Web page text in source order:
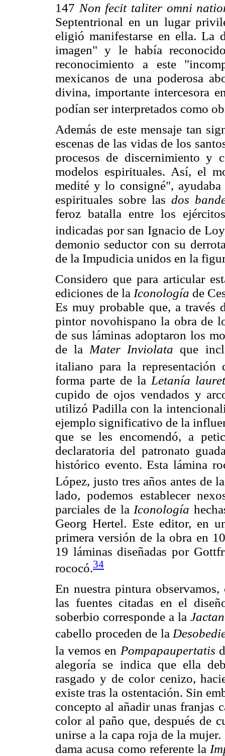
147 Non fecit taliter omni
Septentrional en un lugar
eligió manifestarse en ella. La
imagen" y le había
reconocimiento a este
mexicanos de una poderosa
divina, importante intercesora
podían ser interpretados como
Además de este mensaje tan
escenas de las vidas de los
procesos de discernimiento y
modelos espirituales. Así, el
medité y lo consigné",
espirituales sobre lasdos
feroz batalla entre los
indicadas por san Ignacio de
demonio seductor con su
de la Impudicia unidos en la
Considero que para articular
ediciones de la Iconología de
Es muy probable que, a través
pintor novohispano la obra de
de sus láminas adoptaron los
de laMater Inviolata que
italiano para la
forma parte de la Letanía
cupido de ojos vendados y
utilizó Padilla con la
ejemplo significativo de la
que se les encomendó, a
declaratoria del patronato
histórico evento. Esta lámina
López, justo tres años antes de
lado, podemos establecer
parciales de la Iconología
Georg Hertel. Este editor, en
primera versión de la obra en
19 láminas diseñadas por
rococó.34
En nuestra pintura
las fuentes citadas en el
soberbio corresponde a la
cabello proceden de la
la vemos en Pompapaupertatis
alegoría se indica que ella
rasgado y de color cenizo,
existe tras la ostentación. Sin
concepto al añadir unas franjas
color al paño que, después de
unirse a la capa roja de la
dama acusa como referente la